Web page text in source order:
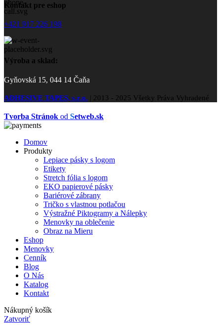
Kontakt pre eshop
+421 917 226 198
Výroba a sklad:
Gyňovská 15, 044 14 Čaňa
ADHESIVE TAPES, s.r.o. | 2013 - 2025 Všetky Práva Vyhradené
Tvorba Stránok od Setweb.sk
Domov
Produkty
Lepiace pásky s logom
Etikety
Stretch fólia s logom
EKO papierové pásky
Bariérové zábrany
Tričko s vlastnou potlačou
Výstražné Piktogramy a Nálepky
Menovky na oblečenie
Obraz na Mieru
Eshop
Menovky
Cenník
Blog
O Nás
Katalog
Kontakt
Nákupný košík
Zatvoriť